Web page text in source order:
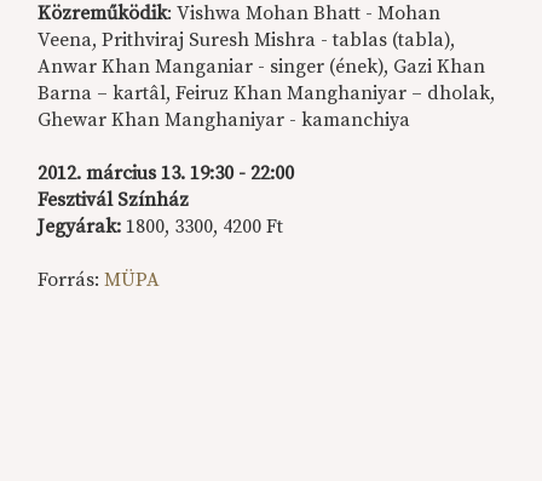
Közreműködik: Vishwa Mohan Bhatt - Mohan
Veena, Prithviraj Suresh Mishra - tablas (tabla),
Anwar Khan Manganiar - singer (ének), Gazi Khan
Barna – kartâl, Feiruz Khan Manghaniyar – dholak,
Ghewar Khan Manghaniyar - kamanchiya
2012. március 13. 19:30 - 22:00
Fesztivál Színház
Jegyárak:1800, 3300, 4200 Ft
Forrás:MÜPA